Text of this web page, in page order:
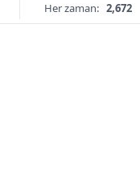
Her zaman: 2,672